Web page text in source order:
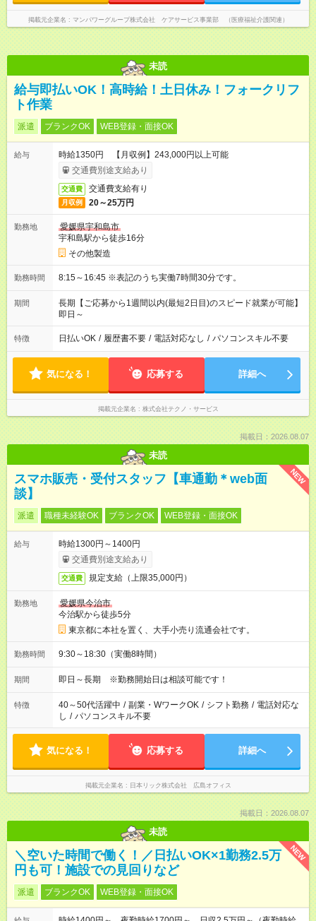
掲載元企業名 マンパワーグループ株式会社 ケアサービス事業部 （医療福祉介護関連）
未読
給与即払いOK！高時給！土日休み！フォークリフ
ト作業
派遣 ブランクOK WEB登録・面接OK
給与
時給1350円 【月収例】243,000円以上可能
交通費別途支給あり
交通費 交通費支給有り
月収例 20～25万円
勤務地
愛媛県宇和島市
宇和島駅から徒歩16分
その他製造
勤務時間 8:15～16:45 ※表記のうち実働7時間30分です。
期間
長期【ご応募から1週間以内(最短2日目)のスピード就業が可能】
即日～
特徴 日払いOK / 履歴書不要 / 電話対応なし / パソコンスキル不要
気になる！ 応募する 詳細へ
掲載元企業名 株式会社テクノ・サービス
掲載日：2026.08.07
未読
NEW
スマホ販売・受付スタッフ【車通勤＊web面
談】
派遣 職種未経験OK ブランクOK WEB登録・面接OK
給与
時給1300円～1400円
交通費別途支給あり
交通費 規定支給（上限35,000円）
勤務地
愛媛県今治市
今治駅から徒歩5分
東京都に本社を置く、大手小売り流通会社です。
勤務時間 9:30～18:30（実働8時間）
期間 即日～長期 ※勤務開始日は相談可能です！
特徴 40～50代活躍中 / 副業・WワークOK / シフト勤務 / 電話対応な
し / パソコンスキル不要
気になる！ 応募する 詳細へ
掲載元企業名 日本リック株式会社 広島オフィス
掲載日：2026.08.07
未読
NEW
＼空いた時間で働く！／日払いOK×1勤務2.5万
円も可！施設での見回りなど
派遣 ブランクOK WEB登録・面接OK